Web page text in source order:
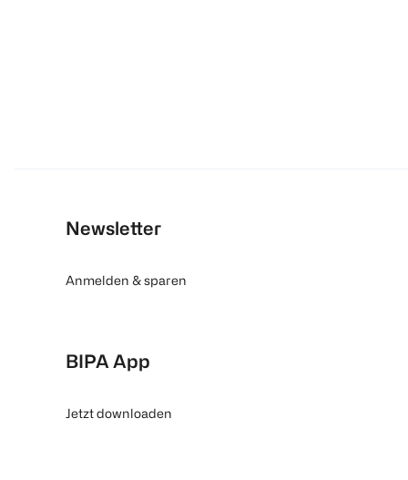
Newsletter
Anmelden & sparen
BIPA App
Jetzt downloaden